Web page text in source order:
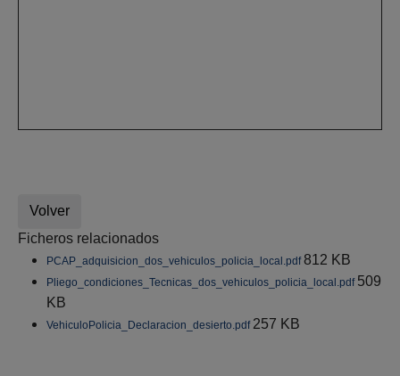
Volver
Ficheros relacionados
PCAP_adquisicion_dos_vehiculos_policia_local.pdf812 KB
Pliego_condiciones_Tecnicas_dos_vehiculos_policia_local.pdf 509
KB
VehiculoPolicia_Declaracion_desierto.pdf 257 KB